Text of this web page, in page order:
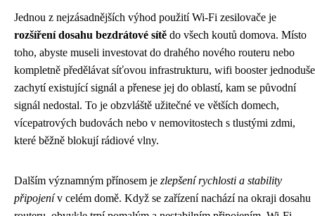
Jednou z nejzásadnějších výhod použití Wi-Fi zesilovače je
rozšíření dosahu bezdrátové sítě do všech koutů domova. Místo
toho, abyste museli investovat do drahého nového routeru nebo
kompletně předělávat síťovou infrastrukturu, wifi booster jednoduše
zachytí existující signál a přenese jej do oblastí, kam se původní
signál nedostal. To je obzvláště užitečné ve větších domech,
vícepatrových budovách nebo v nemovitostech s tlustými zdmi,
které běžně blokují rádiové vlny.
Dalším významným přínosem je zlepšení rychlosti a stability
připojenív celém domě. Když se zařízení nachází na okraji dosahu